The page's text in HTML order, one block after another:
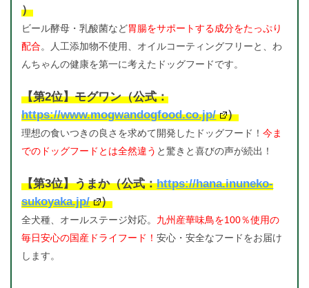
）
ビール酵母・乳酸菌など胃腸をサポートする成分をたっぷり
配合。人工添加物不使用、オイルコーティングフリーと、わ
んちゃんの健康を第一に考えたドッグフードです。
【第2位】モグワン（公式：
https://www.mogwandogfood.co.jp/
）
理想の食いつきの良さを求めて開発したドッグフード！今ま
でのドッグフードとは全然違う と驚きと喜びの声が続出！
【第3位】うまか（公式：https://hana.inuneko-
sukoyaka.jp/
）
全犬種、オールステージ対応。 九州産華味鳥を100％使用の
毎日安心の国産ドライフード！安心・安全なフードをお届け
します。